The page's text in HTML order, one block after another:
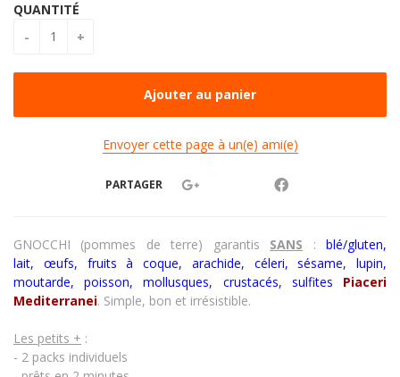
QUANTITÉ
Envoyer cette page à un(e) ami(e)
PARTAGER
GNOCCHI (pommes de terre) garantis SANS :
blé/gluten,
lait, œufs, fruits à coque, arachide, céleri, sésame, lupin,
moutarde, poisson, mollusques, crustacés, sulfites Piaceri
Mediterranei. Simple, bon et irrésistible.
Les petits + :
- 2 packs individuels